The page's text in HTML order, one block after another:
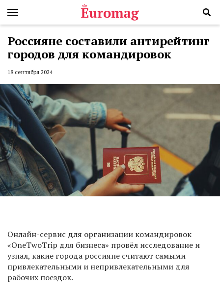
Россияне составили антирейтинг
городов для командировок
18 сентября 2024
Онлайн-сервис для организации командировок
«OneTwoTrip для бизнеса» провёл исследование и
узнал, какие города россияне считают самыми
привлекательными и непривлекательными для
рабочих поездок.